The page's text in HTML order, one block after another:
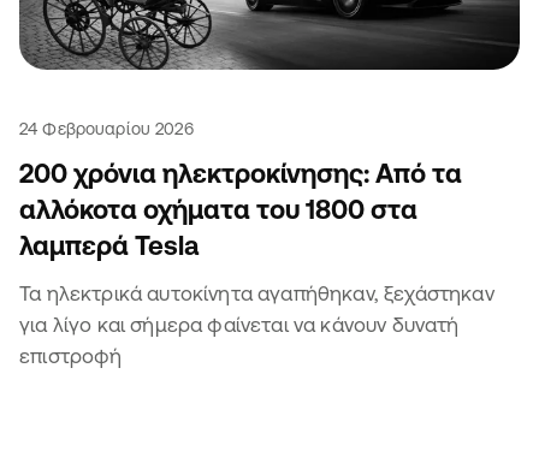
24 Φεβρουαρίου 2026
200 χρόνια ηλεκτροκίνησης: Από τα
αλλόκοτα οχήματα του 1800 στα
λαμπερά Tesla
Τα ηλεκτρικά αυτοκίνητα αγαπήθηκαν, ξεχάστηκαν
για λίγο και σήμερα φαίνεται να κάνουν δυνατή
επιστροφή